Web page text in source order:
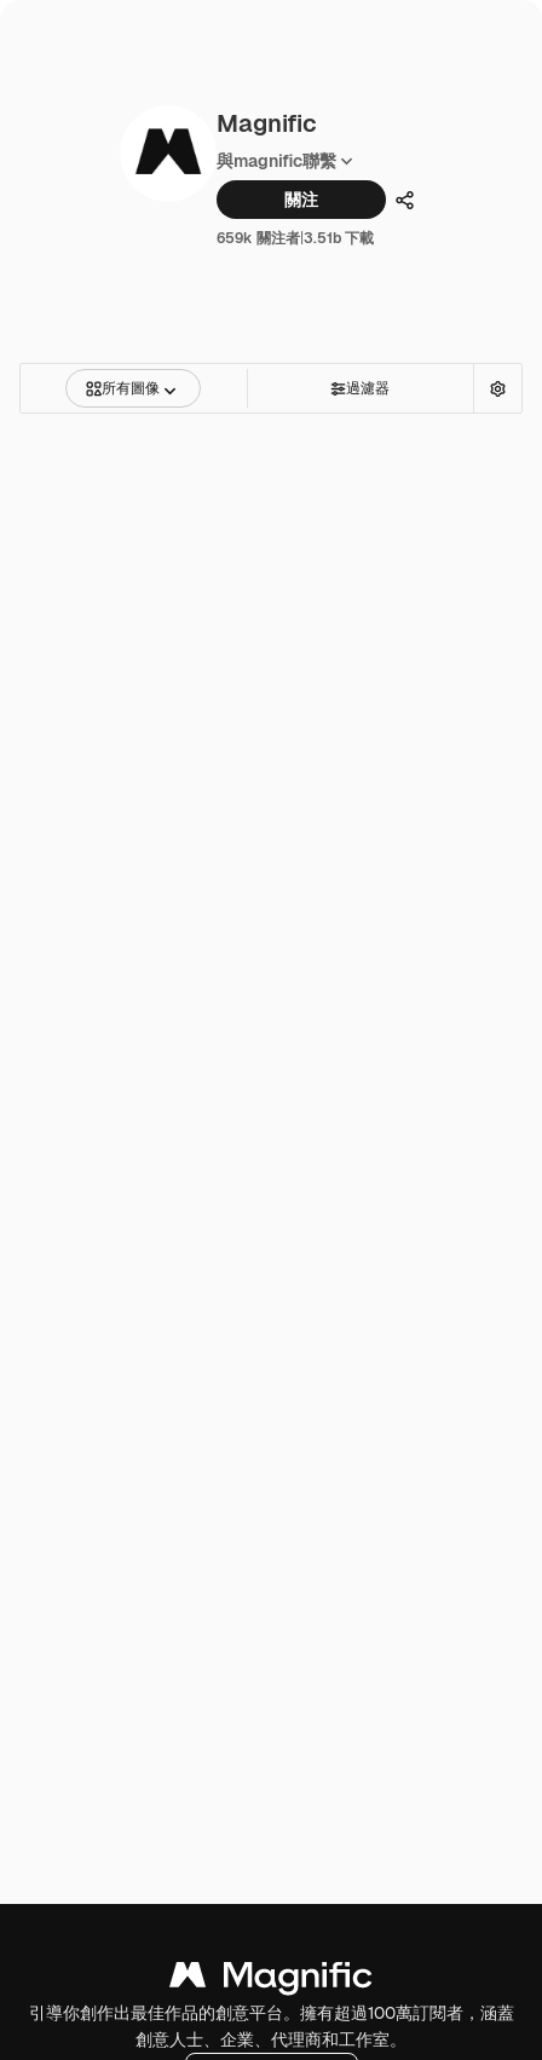
Magnific
與magnific聯繫
關注
分享
659k 關注者|3.51b 下載
所有圖像 過濾器
引導你創作出最佳作品的創意平台。擁有超過100萬訂閱者，涵蓋
創意人士、企業、代理商和工作室。